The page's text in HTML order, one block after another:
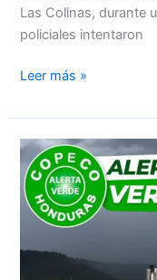
Las Colinas, durante
policiales intentaron
Leer más »
Copeco
emiten
alerta
verde